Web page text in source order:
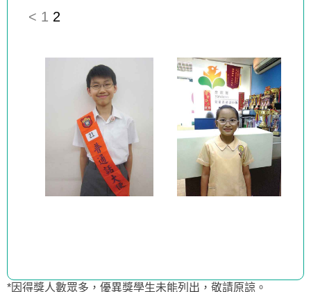
< 1 2
*因得獎人數眾多，優異獎學生未能列出，敬請原諒。